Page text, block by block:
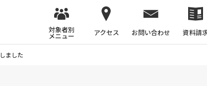
対象者別
メニュー アクセス お問い合わせ 資料請
ました